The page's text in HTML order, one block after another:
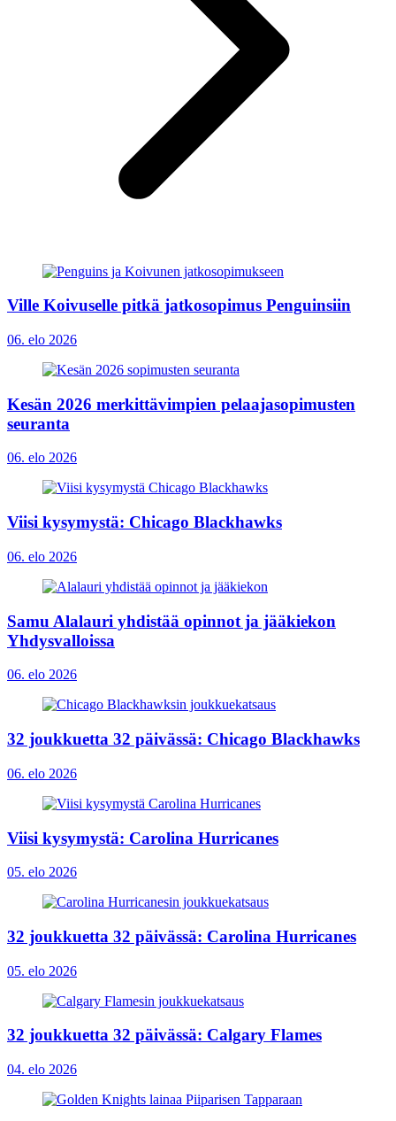
Ville Koivuselle pitkä jatkosopimus Penguinsiin
06. elo 2026
Kesän 2026 merkittävimpien pelaajasopimusten
seuranta
06. elo 2026
Viisi kysymystä: Chicago Blackhawks
06. elo 2026
Samu Alalauri yhdistää opinnot ja jääkiekon
Yhdysvalloissa
06. elo 2026
32 joukkuetta 32 päivässä: Chicago Blackhawks
06. elo 2026
Viisi kysymystä: Carolina Hurricanes
05. elo 2026
32 joukkuetta 32 päivässä: Carolina Hurricanes
05. elo 2026
32 joukkuetta 32 päivässä: Calgary Flames
04. elo 2026